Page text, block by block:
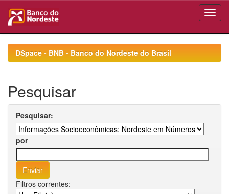
navigationDSpace - BNB - Banco do Nordeste do Brasil
Pesquisar
Pesquisar:
por
Filtros correntes: